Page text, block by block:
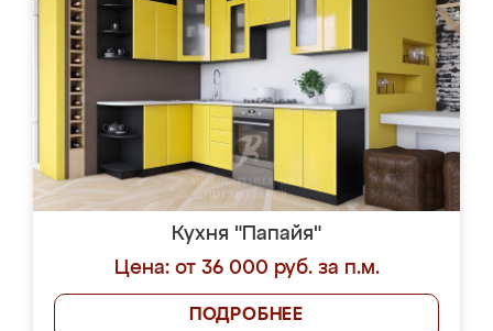
Кухня "Папайя"
Цена: от 36 000 руб. за п.м.
ПОДРОБНЕЕ